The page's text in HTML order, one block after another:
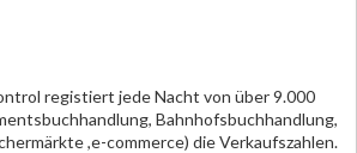
registiert jede Nacht von über 9.000
Bahnhofsbuchhandlung,
,e-commerce) die Verkaufszahlen.